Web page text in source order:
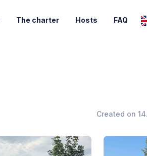
The charter Hosts FAQ
Created on